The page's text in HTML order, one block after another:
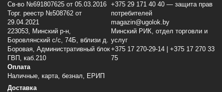
Св-во №691807625 от 05.03.2016
Торг. реестр №508762 от
29.04.2021
223053, Минский p-н,
Боровлянский с/с, 74Б, вблизи д.
Боровая, Административный блок
ГВП, каб.210
+375 29 171 40 40 — защита прав
потребителей
magazin@ugolok.by
Минский РИК, отдел торговли и
услуг
+375 17 270-29-14 | +375 17 270 33
75
Оплата
Наличные, карта, безнал, ЕРИП
Доставка